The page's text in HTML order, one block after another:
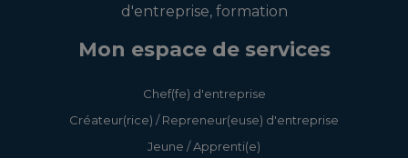
d'entreprise, formation
Mon espace de services
Chef(fe) d'entreprise
Créateur(rice) / Repreneur(euse) d'entreprise
Jeune / Apprenti(e)